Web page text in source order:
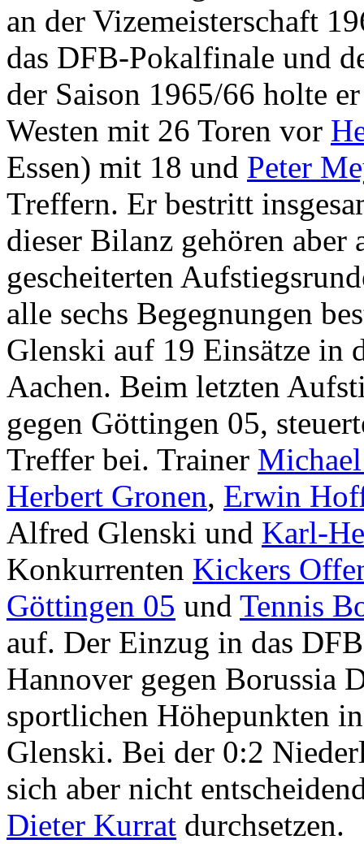
an der Vizemeisterschaft
das DFB-Pokalfinale und
der Saison 1965/66 holte
Westen mit 26 Toren vor
Essen) mit 18 und Peter
Treffern. Er bestritt
dieser Bilanz gehören
gescheiterten
alle sechs Begegnungen
Glenski auf 19 Einsätze in
Aachen. Beim letzten
gegen Göttingen 05,
Treffer bei. Trainer
Herbert Gronen, Erwin
Alfred Glenski und Karl-
Konkurrenten Kickers
Göttingen 05 und Tennis
auf. Der Einzug in das
Hannover gegen Borussia
sportlichen Höhepunkten
Glenski. Bei der 0:2
sich aber nicht
Dieter Kurrat durchsetzen.